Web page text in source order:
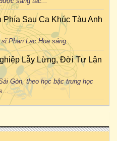
Sau Ca Khúc Tàu Anh
Phan Lạc Hoa sáng...
Lẫy Lừng, Đời Tư Lận
Gòn, theo học bậc trung học